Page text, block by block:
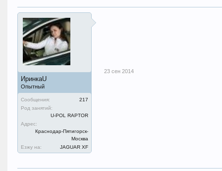
ИринкаU
Опытный
Сообщения:
217
Род занятий:
U-POL RAPTOR
Адрес:
Краснодар-Пятигорск-
Москва
Езжу на:
JAGUAR XF
23 сен 2014